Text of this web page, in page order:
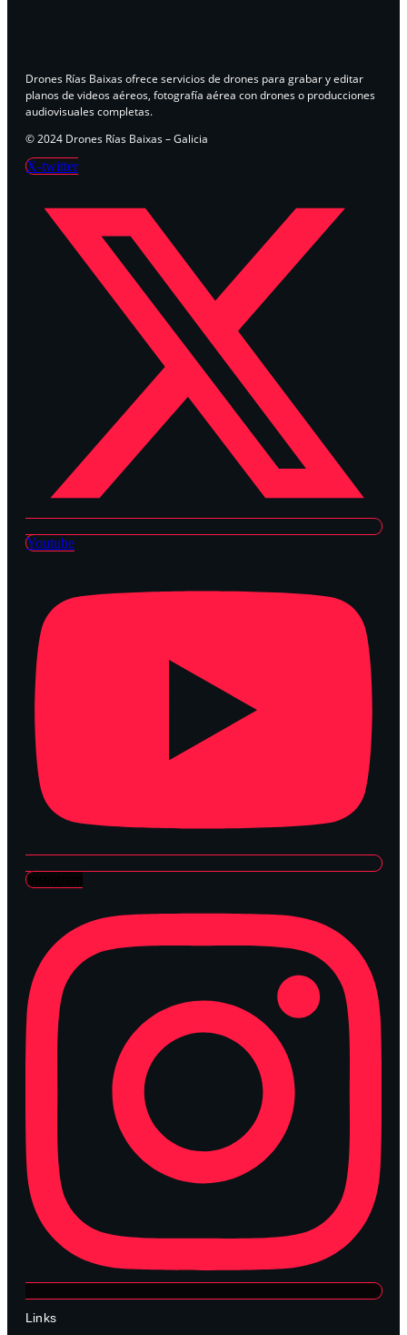
Drones Rías Baixas ofrece servicios de drones para grabar y editar
planos de videos aéreos, fotografía aérea con drones o producciones
audiovisuales completas.
© 2024 Drones Rías Baixas – Galicia
X-twitter
Youtube
Instagram
Links